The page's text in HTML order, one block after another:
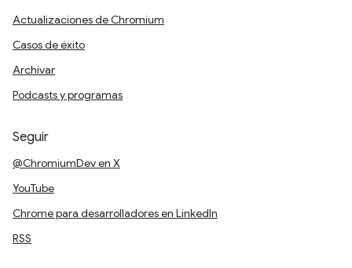
Actualizaciones de Chromium
Casos de éxito
Archivar
Podcasts y programas
Seguir
@ChromiumDev en X
YouTube
Chrome para desarrolladores en LinkedIn
RSS